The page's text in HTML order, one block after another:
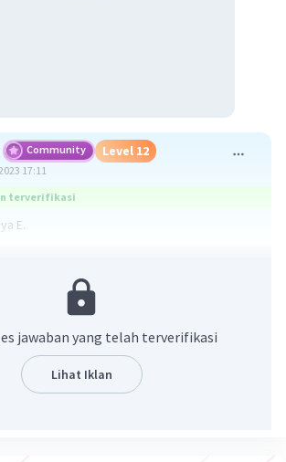
Community Level 12
17:11
terverifikasi
E.
JUB, bkn karena kelangkaan
· 0) Balas
jawaban yang telah terverifikasi
Lihat Iklan